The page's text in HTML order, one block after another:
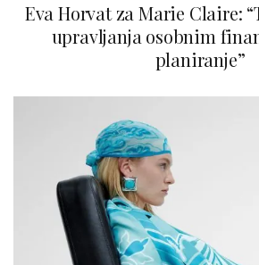
Eva Horvat za Marie Claire:
upravljanja osobnim
planiranje”